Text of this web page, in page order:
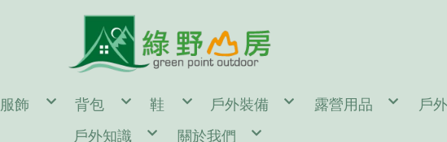
服飾 背包
35~54公升背包(二至三天行程)
鞋 戶外裝備
登山杖/ 吊帶 / 頭盔
露營用品 戶
戶外知識 關於我們